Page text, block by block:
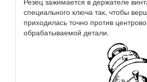
специального ключа так, чтобы
приходилась точно против
обрабатываемой детали.